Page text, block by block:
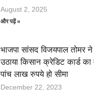
August 2, 2025
और पढ़ें »
भाजपा सांसद विजयपाल तोमर
उठाया किसान क्रेडिट कार्ड का
पांच लाख रुपये हो सीमा
December 22, 2023